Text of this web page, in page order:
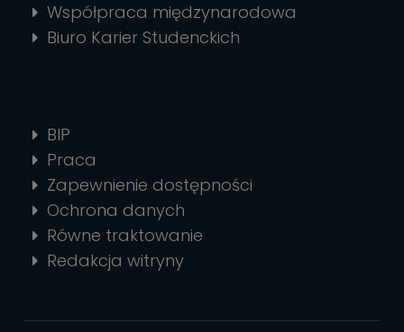
Współpraca międzynarodowa
Biuro Karier Studenckich
BIP
Praca
Zapewnienie dostępności
Ochrona danych
Równe traktowanie
Redakcja witryny